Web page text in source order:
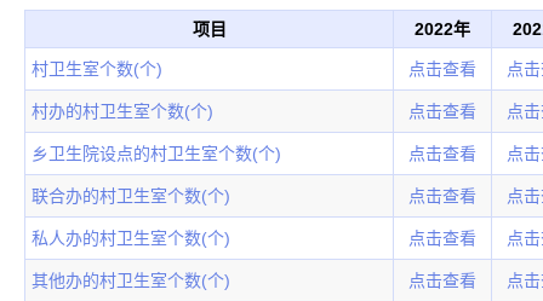
项目 2022年
村卫生室个数(个) 点击查看 点
村办的村卫生室个数(个) 点击查看 点
乡卫生院设点的村卫生室个数(个) 点击查看 点
联合办的村卫生室个数(个) 点击查看 点
私人办的村卫生室个数(个) 点击查看 点
其他办的村卫生室个数(个) 点击查看 点